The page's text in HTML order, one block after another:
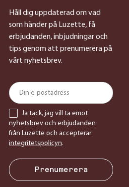
Håll dig uppdaterad om vad
som händer på Luzette, få
erbjudanden, inbjudningar och
tips genom att prenumerera på
vårt nyhetsbrev.
Ja tack, jag vill ta emot
nyhetsbrev och erbjudanden
från Luzette och accepterar
integritetspolicyn.
Prenumerera